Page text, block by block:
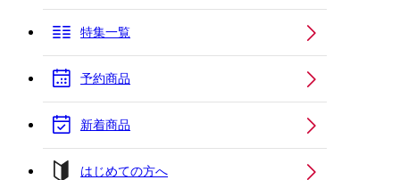
特集一覧
予約商品
新着商品
はじめての方へ